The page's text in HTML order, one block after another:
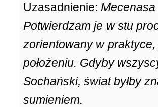
Uzasadnienie:
Potwierdzam je w stu
zorientowany w
położeniu. Gdyby
Sochański, świat byłby
sumieniem.